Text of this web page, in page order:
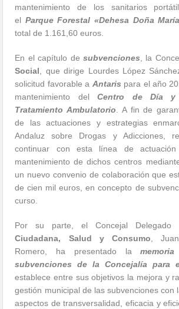
mantenimiento de los sanitarios
el Parque Forestal «Dehesa Doña
total de 1.161,60 euros.
En el capítulo de subvenciones , la
Social , que dirige Lourdes López
solicitud favorable a Antaris para el año
mantenimiento del Centro de Día y
Tratamiento Ambulatorio . A fin de
de las actuaciones y estrategias
Andaluz sobre Drogas y Adicciones,
continuar con esta línea de actuación
mantenimiento de dichos centros
un nuevo convenio de colaboración que
de cien mil euros, en concepto de
curso.
Por su parte, el Concejal Delegado
Ciudadana, Salud y Consumo ,
Romero, ha presentado la
subvenciones de la Concejalía para
establece entre sus objetivos la mejora y
gestión municipal de las subvenciones con
aspectos de transversalidad, eficacia y